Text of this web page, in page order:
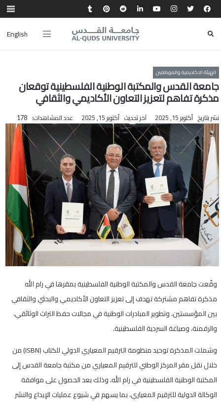
English
الهيئة الاكاديمية والموظفين
جامعة القدس والمكتبة الوطنية الفلسطينية توقعان
مذكرة تفاهم لتعزيز التعاون الأكاديمي والثقافي
نشر بتاريخ أكتوبر 15, 2025 آخر تحديث أكتوبر 15, 2025 عدد المشاهدات: 178
وقّعت جامعة القدس والمكتبة الوطنية الفلسطينية بمقرها في رام الله
مذكرة تفاهم مشتركة تهدف إلى تعزيز التعاون الأكاديمي والبحثي والثقافي
بين المؤسستين، وتطوير المبادرات الوطنية في مجالات حفظ التراث الوثائقي،
والرقمنة، وصياغة السردية الفلسطينية.
وشملت المذكرة توحيد منظومة الترقيم المعياري الدولي للكتاب (ISBN) من
خلال نقل مقر المركز الوطني للترقيم المعياري من مكتبة جامعة القدس إلى
المكتبة الوطنية الفلسطينية في رام الله، وذلك بعد الحصول على موافقة
الوكالة الدولية للترقيم المعياري، بما يسهم في شيوع عمليات الإيداع والنشر